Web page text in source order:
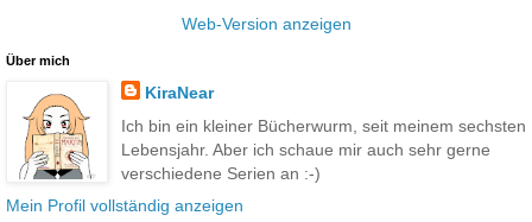
Web-Version anzeigen
Über mich
KiraNear
Ich bin ein kleiner Bücherwurm, seit meinem sechsten
Lebensjahr. Aber ich schaue mir auch sehr gerne
verschiedene Serien an :-)
Mein Profil vollständig anzeigen